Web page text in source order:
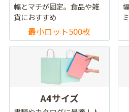
幅とマチが固定。食品や雑
貨におすすめ
最小ロット500枚
A4サイズ